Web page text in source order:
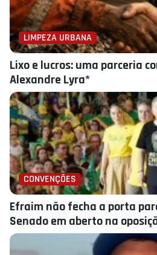
LIMPEZA URBANA
Lixo e lucros: uma parceria
Alexandre Lyra*
CONVENÇÕES
Efraim não fecha a porta
Senado em aberto na